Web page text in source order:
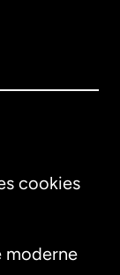
cookies
moderne